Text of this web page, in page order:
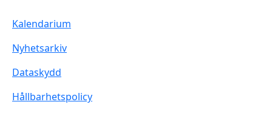
Kalendarium
Nyhetsarkiv
Dataskydd
Hållbarhetspolicy